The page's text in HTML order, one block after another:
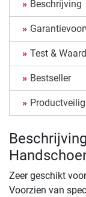
Beschrijving
Test &
Bestseller
Zeer geschikt
Voorzien van